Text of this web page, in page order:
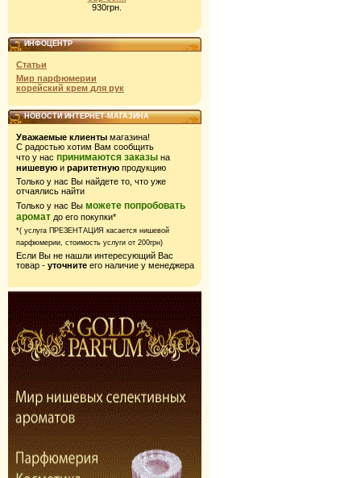
930грн.
ИНФОЦЕНТР
Статьи
Мир парфюмерии
корейский крем для рук
НОВОСТИ ИНТЕРНЕТ-МАГАЗИНА
Уважаемые клиенты магазина!
С радостью хотим Вам сообщить
что у нас принимаются заказы на
нишевую и раритетную продукцию
Только у нас Вы найдете то, что уже
отчаялись найти
Только у нас Вы можете попробовать
аромат до его покупки*
*( услуга ПРЕЗЕНТАЦИЯ касается нишевой
парфюмерии, стоимость услуги от 200грн)
Если Вы не нашли интересующий Вас
товар - уточните его наличие у менеджера